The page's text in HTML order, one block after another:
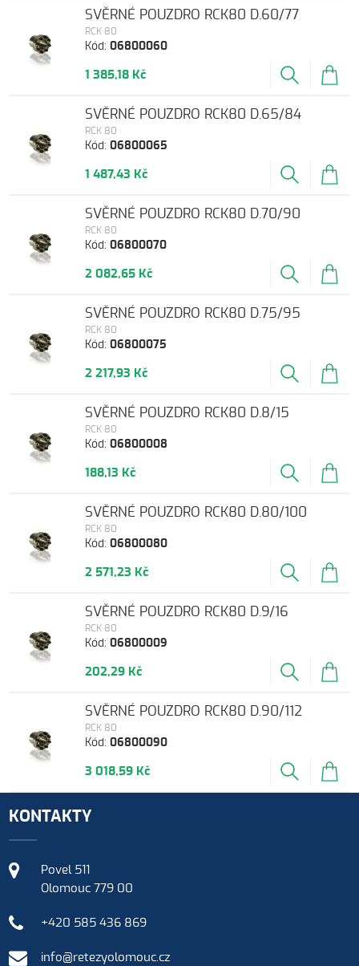
Kód:06800060
RCK 80
SVĚRNÉ POUZDRO RCK80 D.60/77
1 385,18 Kč
Kód:06800065
RCK 80
SVĚRNÉ POUZDRO RCK80 D.65/84
1 487,43 Kč
Kód:06800070
RCK 80
SVĚRNÉ POUZDRO RCK80 D.70/90
2 082,65 Kč
Kód:06800075
RCK 80
SVĚRNÉ POUZDRO RCK80 D.75/95
2 217,93 Kč
Kód:06800008
RCK 80
SVĚRNÉ POUZDRO RCK80 D.8/15
188,13 Kč
Kód:06800080
RCK 80
SVĚRNÉ POUZDRO RCK80 D.80/100
2 571,23 Kč
Kód:06800009
RCK 80
SVĚRNÉ POUZDRO RCK80 D.9/16
202,29 Kč
Kód:06800090
RCK 80
SVĚRNÉ POUZDRO RCK80 D.90/112
3 018,59 Kč
KONTAKTY
Povel 511
Olomouc 779 00
+420 585 436 869
info@retezyolomouc.cz